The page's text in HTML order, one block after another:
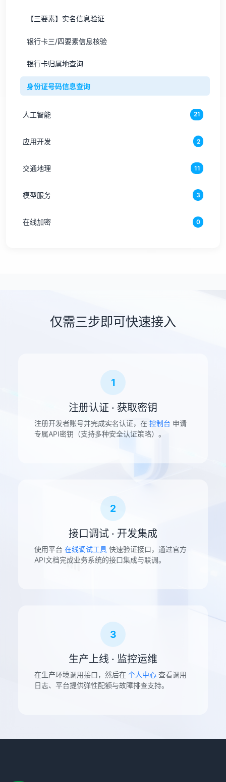
【三要素】实名信息验证
银行卡三/四要素信息核验
银行卡归属地查询
身份证号码信息查询
人工智能 21
应用开发 2
交通地理 11
模型服务 3
在线加密 0
仅需三步即可快速接入
1
注册认证 · 获取密钥
注册开发者账号并完成实名认证，在 控制台 申请
专属API密钥（支持多种安全认证策略）。
2
接口调试 · 开发集成
使用平台 在线调试工具 快速验证接口，通过官方
API文档完成业务系统的接口集成与联调。
3
生产上线 · 监控运维
在生产环境调用接口，然后在 个人中心 查看调用
日志、平台提供弹性配额与故障排查支持。